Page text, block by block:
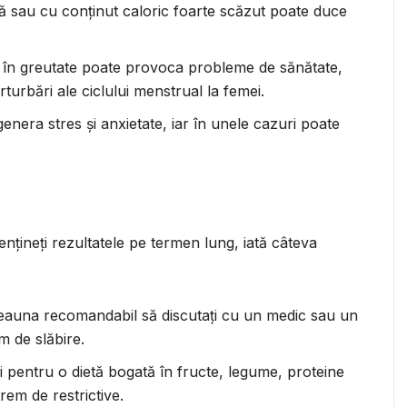
sau cu conținut caloric foarte scăzut poate duce
greutate poate provoca probleme de sănătate,
ale ciclului menstrual la femei.
stres și anxietate, iar în unele cazuri poate
rezultatele pe termen lung, iată câteva
recomandabil să discutați cu un medic sau un
de slăbire.
pentru o dietă bogată în fructe, legume, proteine
de restrictive.